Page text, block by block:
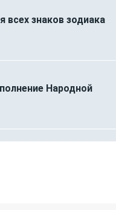
всех знаков зодиака
Народной